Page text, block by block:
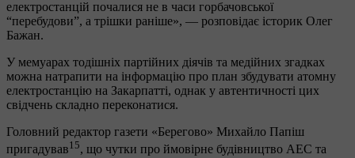
електростанцій почалися не в часи горбачовської
“перебудови”, а трішки раніше», — розповідає історик Олег
Бажан.
У мемуарах тодішніх партійних діячів та медійних згадках
можна натрапити на інформацію про план збудувати атомну
електростанцію на Закарпатті, однак у автентичності цих
свідчень складно переконатися.
Головний редактор газети «Берегово» Михайло Папіш
пригадував15, що чутки про ймовірне будівництво АЕС та